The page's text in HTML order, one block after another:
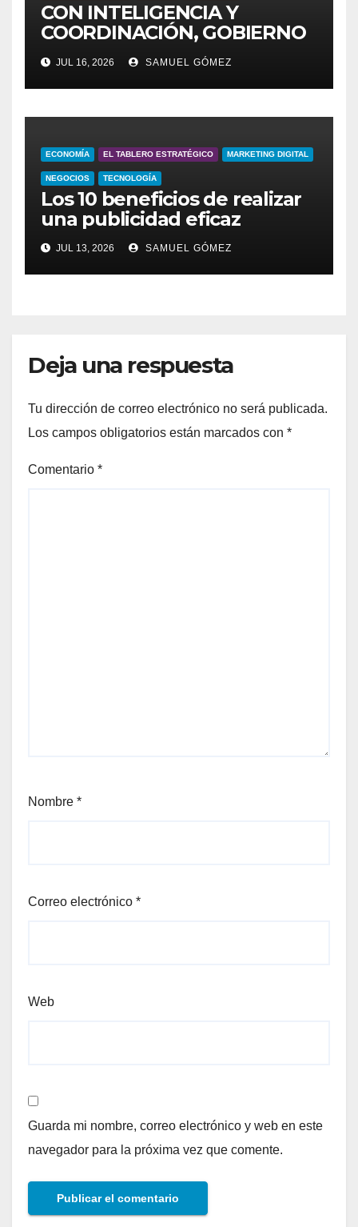
CON INTELIGENCIA Y
COORDINACIÓN, GOBIERNO
DEL ESTADO GARANTIZA
SEGURIDAD EN VÍA
ATLIXCÁYOTL
JUL 16, 2026 SAMUEL GÓMEZ
ECONOMÍA EL TABLERO ESTRATÉGICO MARKETING DIGITAL
NEGOCIOS TECNOLOGÍA
Los 10 beneficios de realizar
una publicidad eficaz
JUL 13, 2026 SAMUEL GÓMEZ
Deja una respuesta
Tu dirección de correo electrónico no será publicada.
Los campos obligatorios están marcados con *
Comentario *
Nombre *
Correo electrónico *
Web
Guarda mi nombre, correo electrónico y web en este
navegador para la próxima vez que comente.